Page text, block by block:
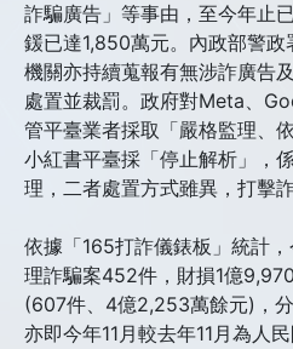
詐騙廣告」等事由，至今年止
鍰已達1,850萬元。內政部警
機關亦持續蒐報有無涉詐廣告
處置並裁罰。政府對Meta、
管平臺業者採取「嚴格監理、
小紅書平臺採「停止解析」，
理，二者處置方式雖異，打擊
依據「165打詐儀錶板」統計
理詐騙案452件，財損1億
(607件、4億2,253萬餘元)，
亦即今年11月較去年11月為人